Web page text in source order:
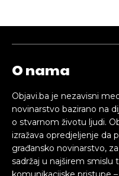
O nama
Objavi.ba je nezavisni
novinarstvo bazirano na
o stvarnom životu ljudi.
izražava opredjeljenje da
građansko novinarstvo,
sadržaj u najširem smislu